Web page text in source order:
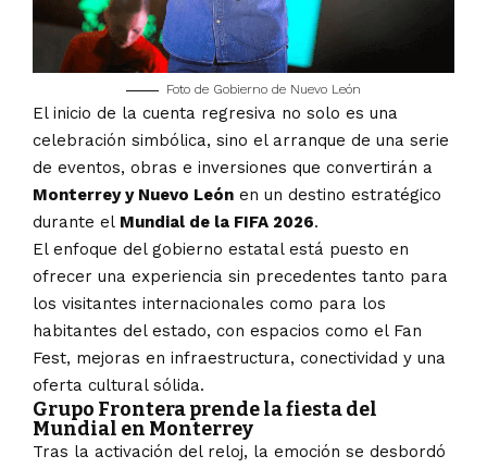
Foto de Gobierno de Nuevo León
El inicio de la cuenta regresiva no solo es una
celebración simbólica, sino el arranque de una serie
de eventos, obras e inversiones que convertirán a
Monterrey y Nuevo León en un destino estratégico
durante el Mundial de la FIFA 2026.
El enfoque del gobierno estatal está puesto en
ofrecer una experiencia sin precedentes tanto para
los visitantes internacionales como para los
habitantes del estado, con espacios como el Fan
Fest, mejoras en infraestructura, conectividad y una
oferta cultural sólida.
Grupo Frontera prende la fiesta del
Mundial en Monterrey
Tras la activación del reloj, la emoción se desbordó